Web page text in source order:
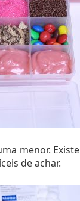
menor.
de achar.